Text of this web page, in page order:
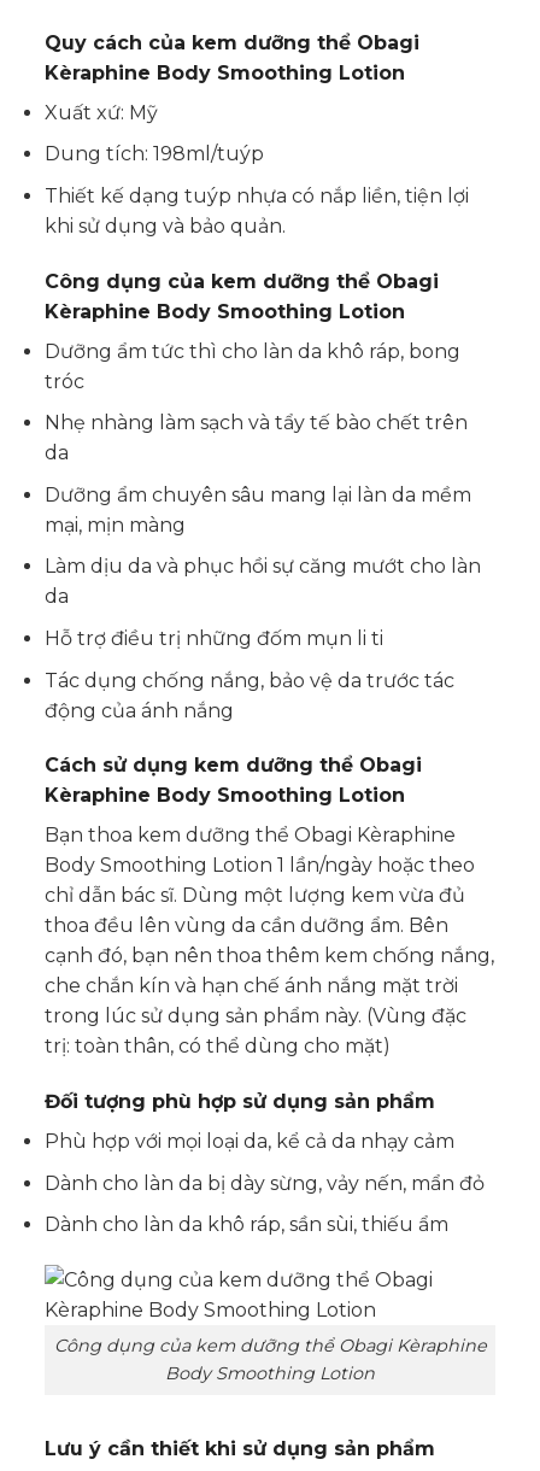
Quy cách của kem dưỡng thể Obagi
Kèraphine Body Smoothing Lotion
Xuất xứ: Mỹ
Dung tích: 198ml/tuýp
Thiết kế dạng tuýp nhựa có nắp liền, tiện lợi
khi sử dụng và bảo quản.
Công dụng của kem dưỡng thể Obagi
Kèraphine Body Smoothing Lotion
Dưỡng ẩm tức thì cho làn da khô ráp, bong
tróc
Nhẹ nhàng làm sạch và tẩy tế bào chết trên
da
Dưỡng ẩm chuyên sâu mang lại làn da mềm
mại, mịn màng
Làm dịu da và phục hồi sự căng mướt cho làn
da
Hỗ trợ điều trị những đốm mụn li ti
Tác dụng chống nắng, bảo vệ da trước tác
động của ánh nắng
Cách sử dụng kem dưỡng thể Obagi
Kèraphine Body Smoothing Lotion
Bạn thoa kem dưỡng thể Obagi Kèraphine
Body Smoothing Lotion 1 lần/ngày hoặc theo
chỉ dẫn bác sĩ. Dùng một lượng kem vừa đủ
thoa đều lên vùng da cần dưỡng ẩm. Bên
cạnh đó, bạn nên thoa thêm kem chống nắng,
che chắn kín và hạn chế ánh nắng mặt trời
trong lúc sử dụng sản phẩm này. (Vùng đặc
trị: toàn thân, có thể dùng cho mặt)
Đối tượng phù hợp sử dụng sản phẩm
Phù hợp với mọi loại da, kể cả da nhạy cảm
Dành cho làn da bị dày sừng, vảy nến, mẩn đỏ
Dành cho làn da khô ráp, sần sùi, thiếu ẩm
Công dụng của kem dưỡng thể Obagi Kèraphine
Body Smoothing Lotion
Lưu ý cần thiết khi sử dụng sản phẩm